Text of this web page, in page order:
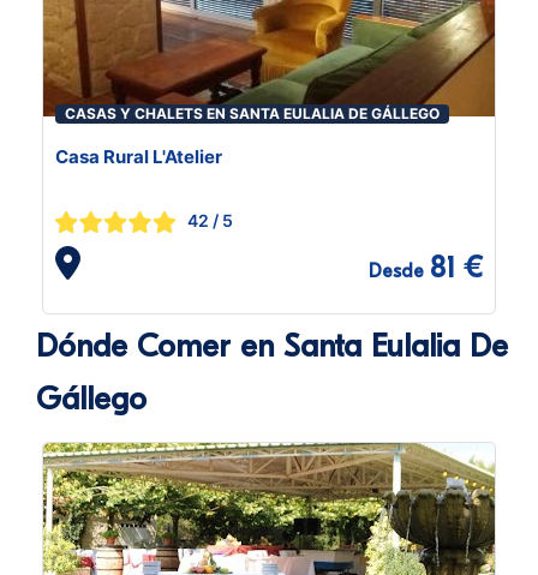
CASAS Y CHALETS EN SANTA EULALIA DE GÁLLEGO
Casa Rural L'Atelier
42 / 5
Desde 81 €
Dónde Comer en Santa Eulalia De
Gállego